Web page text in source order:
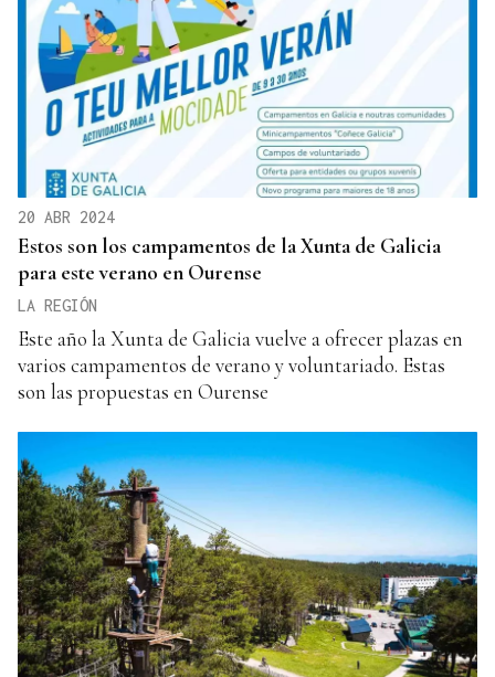
20 ABR 2024
Estos son los campamentos de la Xunta de Galicia
para este verano en Ourense
LA REGIÓN
Este año la Xunta de Galicia vuelve a ofrecer plazas en
varios campamentos de verano y voluntariado. Estas
son las propuestas en Ourense